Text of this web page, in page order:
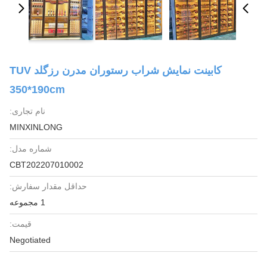
کابینت نمایش شراب رستوران مدرن رزگلد TUV
350*190cm
نام تجاری:
MINXINLONG
شماره مدل:
CBT202207010002
حداقل مقدار سفارش:
قیمت:
Negotiated